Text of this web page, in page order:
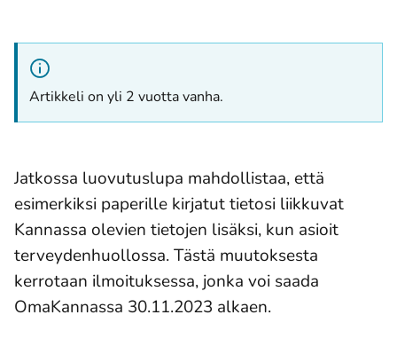
Artikkeli on yli 2 vuotta vanha.
Jatkossa luovutuslupa mahdollistaa, että
esimerkiksi paperille kirjatut tietosi liikkuvat
Kannassa olevien tietojen lisäksi, kun asioit
terveydenhuollossa. Tästä muutoksesta
kerrotaan ilmoituksessa, jonka voi saada
OmaKannassa 30.11.2023 alkaen.